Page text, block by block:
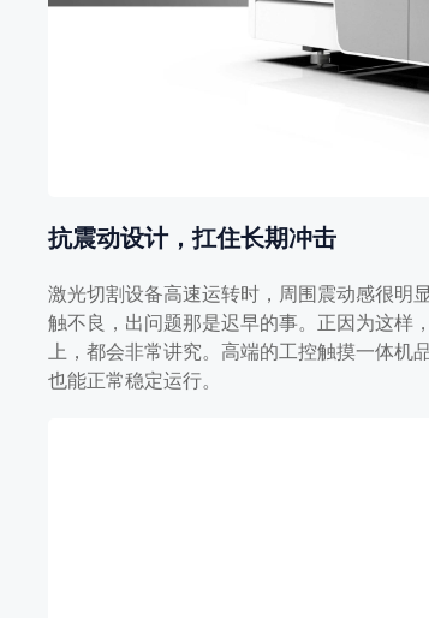
抗震动设计，扛住长期冲击
激光切割设备高速运转时，周围震动感很明
触不良，出问题那是迟早的事。正因为这样
上，都会非常讲究。高端的工控触摸一体
也能正常稳定运行。